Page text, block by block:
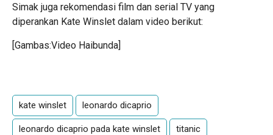
Simak juga rekomendasi film dan serial TV yang
diperankan Kate Winslet dalam video berikut:
[Gambas:Video Haibunda]
kate winslet leonardo dicaprio
leonardo dicaprio pada kate winslet titanic